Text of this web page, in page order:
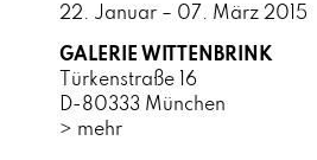
22. Januar – 07. März 2015
GALERIE WITTENBRINK
Türkenstraße 16
D-80333 München
> mehr